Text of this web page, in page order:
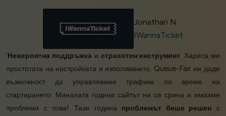
Jonathan N
IWannaTicket
‘Невероятна поддръжкаи страхотен инструмент. Хареса ми
простотата на настройката и използването. Queue-Fair ни даде
възможност да управляваме трафика по време на
стартирането. Миналата година сайтът ни се срина и имахме
проблеми с това! Тази година проблемът беше решен с